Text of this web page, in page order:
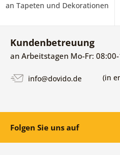
an Tapeten und Dekorationen
Kundenbetreuung
an Arbeitstagen Mo-Fr:
info@dovido.de (in
Folgen Sie uns auf